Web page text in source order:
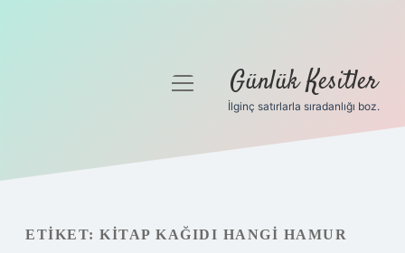
Hakkımızda
menüyü
Günlük Kesitler
İlginç satırlarla sıradanlığı boz.
ETIKET: KITAP KAĞIDI HANGI HAMUR